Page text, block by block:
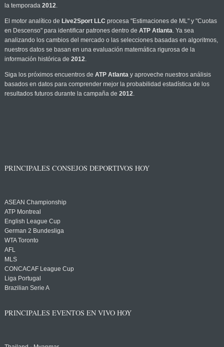
la temporada 2012.
El motor analítico de Live2Sport LLC procesa "Estimaciones de ML" y "Cuotas
en Descenso" para identificar patrones dentro de ATP Atlanta. Ya sea
analizando los cambios del mercado o las selecciones basadas en algoritmos,
nuestros datos se basan en una evaluación matemática rigurosa de la
información histórica de 2012.
Siga los próximos encuentros de ATP Atlantay aproveche nuestros análisis
basados en datos para comprender mejor la probabilidad estadística de los
resultados futuros durante la campaña de 2012.
PRINCIPALES CONSEJOS DEPORTIVOS HOY
ASEAN Championship
ATP Montreal
English League Cup
German 2 Bundesliga
WTA Toronto
AFL
MLS
CONCACAF League Cup
Liga Portugal
Brazilian Serie A
PRINCIPALES EVENTOS EN VIVO HOY